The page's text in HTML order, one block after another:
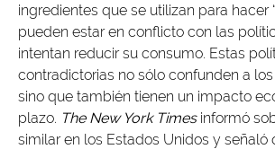
ingredientes que se utilizan para hacer
pueden estar en conflicto con las
intentan reducir su consumo. Estas
contradictorias no sólo confunden a
sino que también tienen un impacto
plazo. The New York Timesinformó
similar en los Estados Unidos y señaló